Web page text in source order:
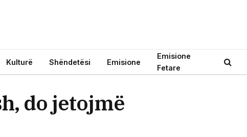
Kulturë Shëndetësi Emisione
Emisione
Fetare
do jetojmë